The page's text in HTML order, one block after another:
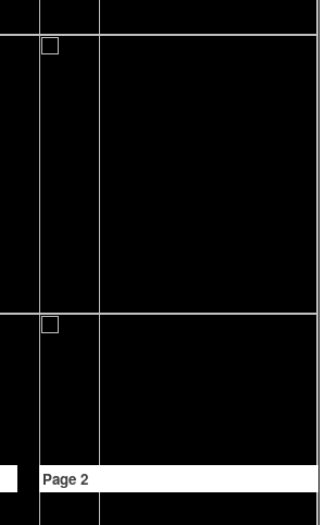
Page 2